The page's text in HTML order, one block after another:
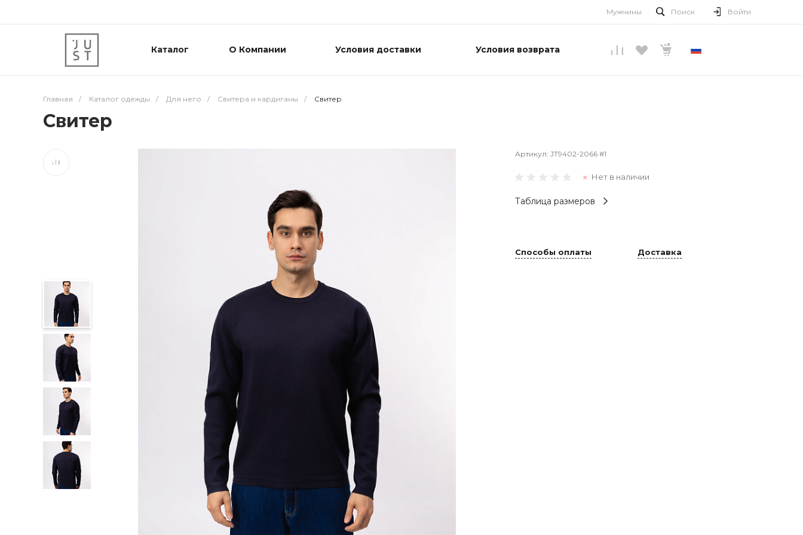
Мужчины Поиск Войти
Каталог О Компании Условия доставки Условия возврата
Главная / Каталог одежды / Для него / Свитера и кардиганы / Свитер
Свитер
Артикул: JT9402-2066 #1
Нет в наличии
Таблица размеров
Способы оплаты Доставка